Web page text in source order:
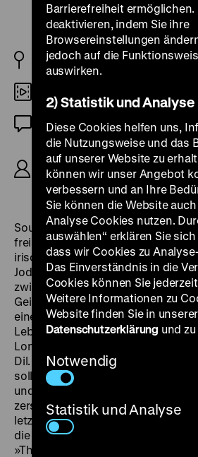
GB 1992
DF
R: Neil Jordan, D: Forest
Richardson, Stephen Rea,
Davidson, 105'
South Armagh, Irland.2004 um
freipressen zu können, entführt
irischen Jahrmarkt den farbigen
Jody. Im Laufe der Gefangenschaft
zwischen dem gutmütigen Jody
Geiselnehmer, Fergus, eine tiefer
eine Art Freundschaft. Jody erzählt
Leben und zeigt Fergus ein Foto
London – der schönen, exotischen
Dil. Als die Erpressungsversuche
soll Fergus Jody erschießen, doch
und läuft vor ein britisches
zerstört und voller Schuldgefühle
letzten Wunsch erfüllen und macht
die Suche nach Dil. Abends im Pub
»The Crying Game«....
Barrierefreiheit ermöglichen.
deaktivieren, indem Sie ihre
Browsereinstellungen
jedoch auf die
auswirken.
2) Statistik und Analyse
Diese Cookies helfen uns,
die Nutzungsweise und das
auf unserer Website zu
können wir unser Angebot
verbessern und an Ihre
Sie können die Website
Analyse Cookies nutzen.
auswählen“ erklären Sie
dass wir Cookies zu
Das Einverständnis in die
Cookies können Sie
Weitere Informationen zu
Website finden Sie in unserer
Datenschutzerklärung und
Notwendig
Statistik und Analyse